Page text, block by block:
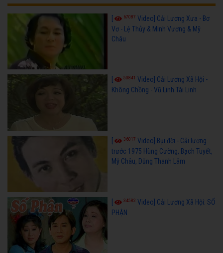
[ 67087 Video] Cải Lương Xưa - Bơ
Vơ - Lệ Thủy & Minh Vương & Mỹ
Châu
50841
Video] Cải Lương Xã Hội -
Không Chồng - Vũ Linh Tài Linh
36017 Video] Bụi đời - Cải lương
trước 1975 Hùng Cường, Bạch Tuyết,
Mỹ Châu, Dũng Thanh Lâm
34582 Video] Cải Lương Xã Hội: SỐ
PHẬN